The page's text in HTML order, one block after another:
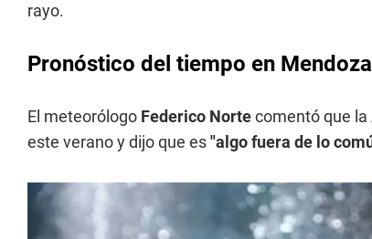
rayo.
Pronóstico del tiempo en
El meteorólogo Federico Nortecomentó que
este verano y dijo que es"algo fuera de lo